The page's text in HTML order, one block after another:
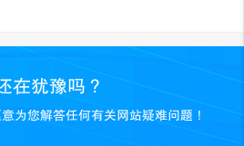
在犹豫吗？
为您解答任何有关网站疑难问题！